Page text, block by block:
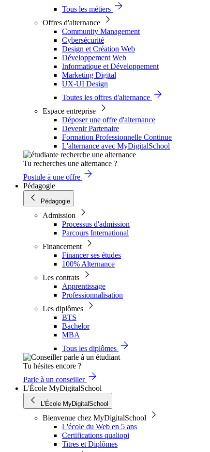
Tous les métiers
Offres d'alternance
Community Management
Cybersécurité
Design et Création Web
Développement Web
Informatique et Développement
Marketing Digital
UX-UI Design
Toutes les offres d'alternance
Espace entreprise
Déposer une offre d'alternance
Devenir Partenaire
Formation Professionnelle Continue
L'alternance avec MyDigitalSchool
Tu recherches une alternance ?
Postule à une offre
Pédagogie
Pédagogie
Admission
Processus d'admission
Parcours International
Financement
Financer ses études
100% Alternance
Les contrats
Apprentissage
Professionnalisation
Les diplômes
BTS
Bachelor
MBA
Tous les diplômes
Tu hésites encore ?
Parle à un conseiller
L'École MyDigitalSchool
L'École MyDigitalSchool
Bienvenue chez MyDigitalSchool
L'école du Web en 5 ans
Certifications qualiopi
Titres et Diplômes